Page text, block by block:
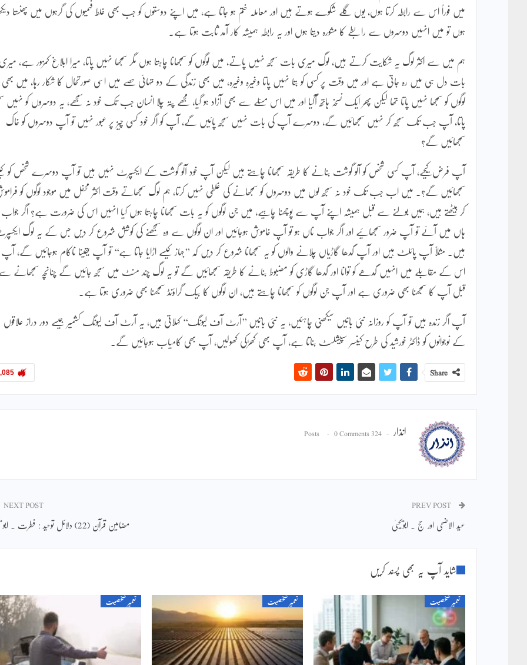
میں فوراً اس سے رابطہ کرتا ہوں، یوں گلے شکوے ہوتے ہیں اور معاملہ ختم ہو جاتا ہے، میں اپنے دوستوں کو جب بھی غلط فہمیوں کی گرہوں میں پھنستا
ہوں تو میں انہیں دوسروں سے رابطے کا مشورہ دیتا ہوں اور یہ رابطہ ہمیشہ کار آمد ثابت ہوتا ہے۔
ہم میں سے اکثر لوگ یہ شکایت کرتے ہیں، لوگ میری بات سمجھ نہیں پاتے، میں لوگوں کو سمجھانا چاہتا ہوں مگر سمجھا نہیں پاتا، میرا ابلاغ کمزور ہے،
بات دل ہی میں رہ جاتی ہے اور میں وقت پر کسی کو بتا نہیں پاتا وغیرہ وغیرہ، میں بھی زندگی کے دو تہائی حصے میں اسی صورتحال کا شکار رہا، میں بھی
لوگوں کو سمجھا نہیں پاتا تھا لیکن پھر ایک نسخہ ہاتھ آگیا اور میں اس مسئلے سے بھی آزاد ہو گیا، مجھے پتہ چلا انسان جب تک خود نہ سمجھے، یہ دوسروں کو نہیں
پاتا، آپ جب تک سمجھ کر نہیں سمجھائیں گے، دوسرے آپ کی بات نہیں سمجھ پائیں گے، آپ کو اگر خود کسی چیز پر عبور نہیں تو آپ دوسروں کو خاک
سمجھائیں گے؟
آپ فرض کیجیے، آپ کسی شخص کو آلو گوشت بنانے کا طریقہ سمجھانا چاہتے ہیں لیکن آپ خود آلو گوشت کے ایکسپرٹ نہیں ہیں تو آپ دوسرے شخص کو
سمجھائیں گے؟۔ میں اب جب تک خود نہ سمجھ لوں میں دوسروں کو سمجھانے کی غلطی نہیں کرتا، ہم لوگ سمجھاتے وقت اکثر محفل میں موجود لوگوں کو
کر بیٹھتے ہیں، ہمیں بولنے سے قبل ہمیشہ اپنے آپ سے پوچھنا چاہیے، میں جن لوگوں کو یہ بات سمجھانا چاہتا ہوں کیا انہیں اس کی ضرورت ہے؟ اگر جواب
ہاں میں آئے تو آپ ضرور سمجھائیے اور اگر جواب ناں ہو تو آپ خاموش ہوجائیں اور ان لوگوں سے وہ سمجھنے کی کوشش شروع کر دیں جس کے یہ لوگ
ہیں۔ مثلاً آپ پائلٹ ہیں اور آپ گدھا گاڑیاں چلانے والوں کو یہ سمجھانا شروع کر دیں کہ ’’جہاز کیسے اڑایا جاتا ہے‘‘ تو آپ یقینا ناکام ہوجائیں گے، آپ
اس کے مقابلے میں انہیں گدھے کو توانا اور گدھا گاڑی کو مضبوط بنانے کا طریقہ سمجھائیں گے تو یہ لوگ چند منٹ میں سمجھ جائیں گے چنانچہ سمجھانے
قبل آپ کا سمجھنا بھی ضروری ہے اور آپ جن لوگوں کو سمجھانا چاہتے ہیں، ان لوگوں کا بیک گراؤنڈ سمجھنا بھی ضروری ہوتا ہے۔
آپ اگر زندہ ہیں تو آپ کو روزانہ نئی باتیں سیکھنی چاہئیں، یہ نئی باتیں ’’آرٹ آف لیونگ‘‘ کہلاتی ہیں، یہ آرٹ آف لیونگ کشمیر جیسے دور دراز علاقوں
کے نوجوانوں کو ڈاکٹر خورشید کی طرح کینسر سپیشلسٹ بناتا ہے، آپ بھی کھڑکی کھولیں، آپ بھی کامیاب ہوجائیں گے۔
Share
انذار 324 Posts
0 Comments
عید الاضحی اور حج ۔ ابویحییٰ
NEXT POST
مضامین قرآن (22) دلائل توحید : فطرت ۔ ابو یحییٰ
شاید آپ یہ بھی پسند کریں
تعمیر شخصیت تعمیر شخصیت تعمیر شخصیت